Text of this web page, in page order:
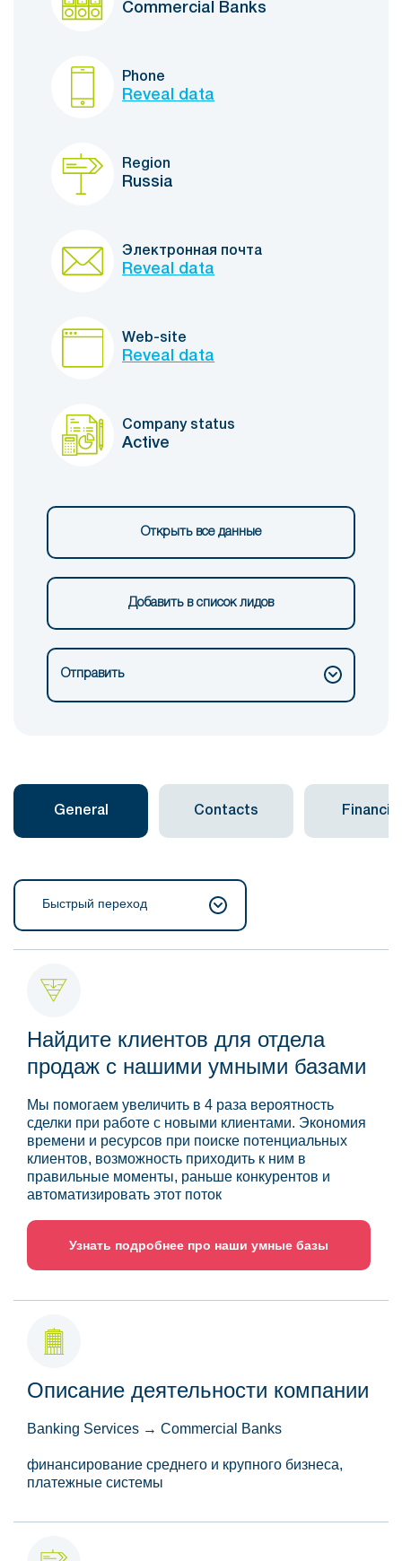
Commercial Banks
Phone
Reveal data
Region
Russia
Электронная почта
Reveal data
Web-site
Reveal data
Company status
Active
Открыть все данные
Добавить в список лидов
Отправить
General Contacts Financial
Быстрый переход
Найдите клиентов для отдела
продаж с нашими умными базами
Мы помогаем увеличить в 4 раза вероятность
сделки при работе с новыми клиентами. Экономия
времени и ресурсов при поиске потенциальных
клиентов, возможность приходить к ним в
правильные моменты, раньше конкурентов и
автоматизировать этот поток
Узнать подробнее про наши умные базы
Описание деятельности компании
Banking Services → Commercial Banks
финансирование среднего и крупного бизнеса,
платежные системы